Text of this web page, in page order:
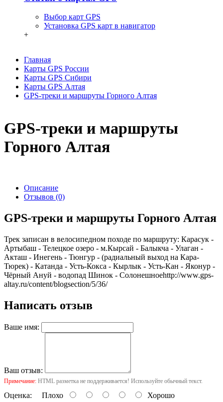
Выбор карт GPS
Установка GPS карт в навигатор
+
Главная
Карты GPS России
Карты GPS Сибири
Карты GPS Алтая
GPS-треки и маршруты Горного Алтая
GPS-треки и маршруты
Горного Алтая
Описание
Отзывов (0)
GPS-треки и маршруты Горного Алтая
Трек записан в велосипедном походе по маршруту: Карасук -
Артыбаш - Телецкое озеро - м.Кырсай - Балыкча - Улаган -
Акташ - Инегень - Тюнгур - (радиальный выход на Кара-
Тюрек) - Катанда - Усть-Кокса - Кырлык - Усть-Кан - Яконур -
Чёрный Ануй - водопад Шинок - Солонешноеhttp://www.gps-
altay.ru/content/blogsection/5/36/
Написать отзыв
Ваше имя:
Ваш отзыв:
Примечание: HTML разметка не поддерживается! Используйте обычный текст.
Оценка: Плохо Хорошо